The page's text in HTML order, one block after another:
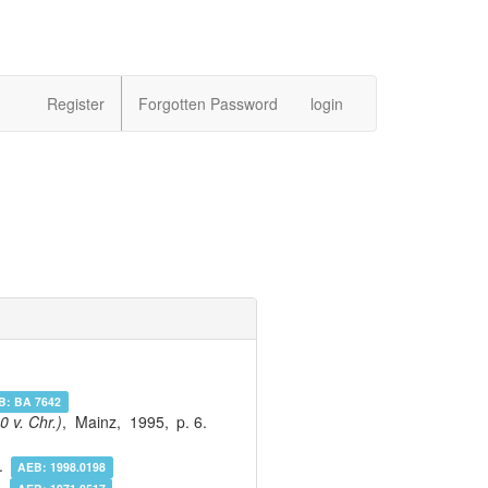
Register Forgotten Password login
BA 7642
v. Chr.), Mainz, 1995, 6.
. AEB:1998.0198